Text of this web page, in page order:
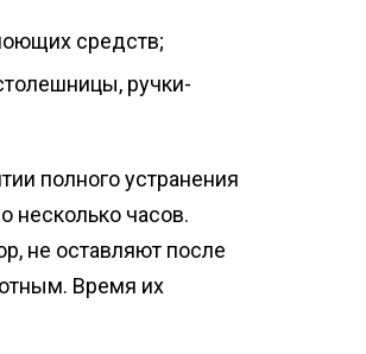
средств;
ручки-
полного устранения
несколько часов.
не оставляют после
Время их